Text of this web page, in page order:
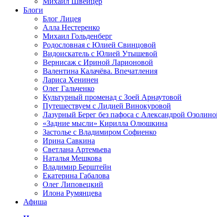
Блоги
Блог Лицея
Алла Нестеренко
Михаил Гольденберг
Родословная с Юлией Свинцовой
Видоискатель с Юлией Утышевой
Вернисаж с Ириной Ларионовой
Валентина Калачёва. Впечатления
Лариса Хенинен
Олег Гальченко
Культурный променад с Зоей Арнаутовой
Путешествуем с Лидией Винокуровой
Лазурный Берег без пафоса с Александрой
«Задние мысли» Кирилла Олюшкина
Застолье с Владимиром Софиенко
Ирина Савкина
Светлана Артемьева
Наталья Мешкова
Владимир Берштейн
Екатерина Габалова
Олег Липовецкий
Илона Румянцева
Афиша